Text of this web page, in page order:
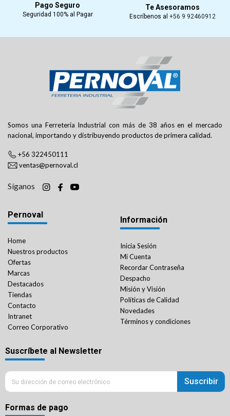
Pago Seguro
Seguridad 100% al Pagar
Te Asesoramos
Escríbenos al +56 9 92460912
Somos una Ferretería Industrial con más de 38 años en el mercado
nacional, importando y distribuyendo productos de primera calidad.
+56 322450111
ventas@pernoval.cl
Síganos
Pernoval
Home
Nuestros productos
Ofertas
Marcas
Destacados
Tiendas
Contacto
Intranet
Correo Corporativo
Información
Inicia Sesión
Mi Cuenta
Recordar Contraseña
Despacho
Misión y Visión
Políticas de Calidad
Novedades
Términos y condiciones
Suscríbete al Newsletter
Suscribir
Formas de pago